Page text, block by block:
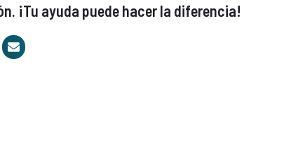
¡Tu ayuda puede hacer la diferencia!